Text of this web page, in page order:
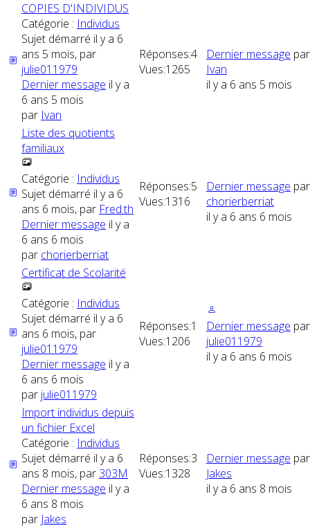
COPIES D'INDIVIDUS
Catégorie : Individus
Sujet démarré il y a 6
ans 5 mois, par
julie011979
Dernier message il y a
6 ans 5 mois
par Ivan
Réponses:4
Vues:1265
Dernier message par
Ivan
il y a 6 ans 5 mois
Liste des quotients
familiaux
Catégorie : Individus
Sujet démarré il y a 6
ans 6 mois, par Fred.th
Dernier message il y a
6 ans 6 mois
par chorierberriat
Réponses:5
Vues:1316
Dernier message par
chorierberriat
il y a 6 ans 6 mois
Certificat de Scolarité
Catégorie : Individus
Sujet démarré il y a 6
ans 6 mois, par
julie011979
Dernier message il y a
6 ans 6 mois
par julie011979
Réponses:1
Vues:1206
Dernier message par
julie011979
il y a 6 ans 6 mois
Import individus depuis
un fichier Excel
Catégorie : Individus
Sujet démarré il y a 6
ans 8 mois, par 303M
Dernier message il y a
6 ans 8 mois
par Jakes
Réponses:3
Vues:1328
Dernier message par
Jakes
il y a 6 ans 8 mois